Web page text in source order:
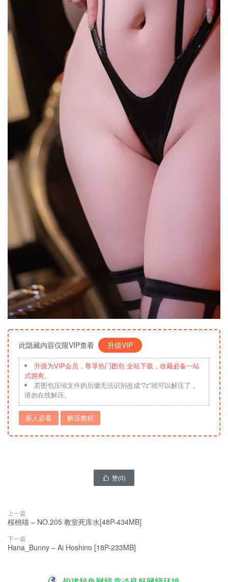
此隐藏内容仅限VIP查看 升级VIP
升级为VIP会员，尊享热门图包 全站下载，收藏必备一站
式拥有。
若图包压缩文件的后缀无法识别改成“7z”就可以解压了，
请勿在线解压。
新人必看 解压教程
 赞(0)
上一篇
桜桃喵 – NO.205 教室死库水[48P-434MB]
下一篇
Hana_Bunny – Ai Hoshino [18P-233MB]